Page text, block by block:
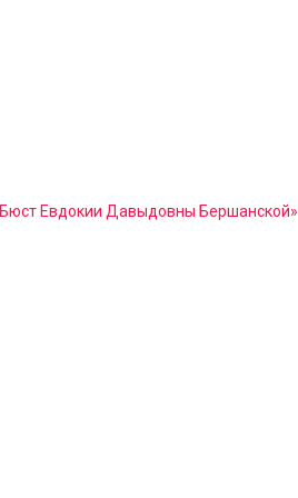
Евдокии Давыдовны Бершанской»